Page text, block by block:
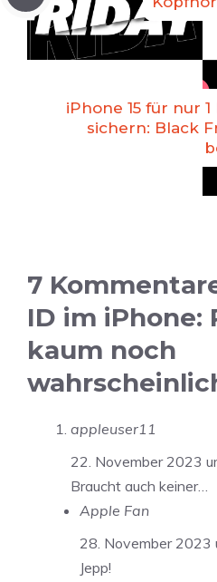
iPhone 15 für nur 1
sichern: Black
7
ID im iPhone:
kaum noch
appleuser11
22. November 2023
Braucht auch keiner…
Apple Fan
28. November 2023
Jepp!